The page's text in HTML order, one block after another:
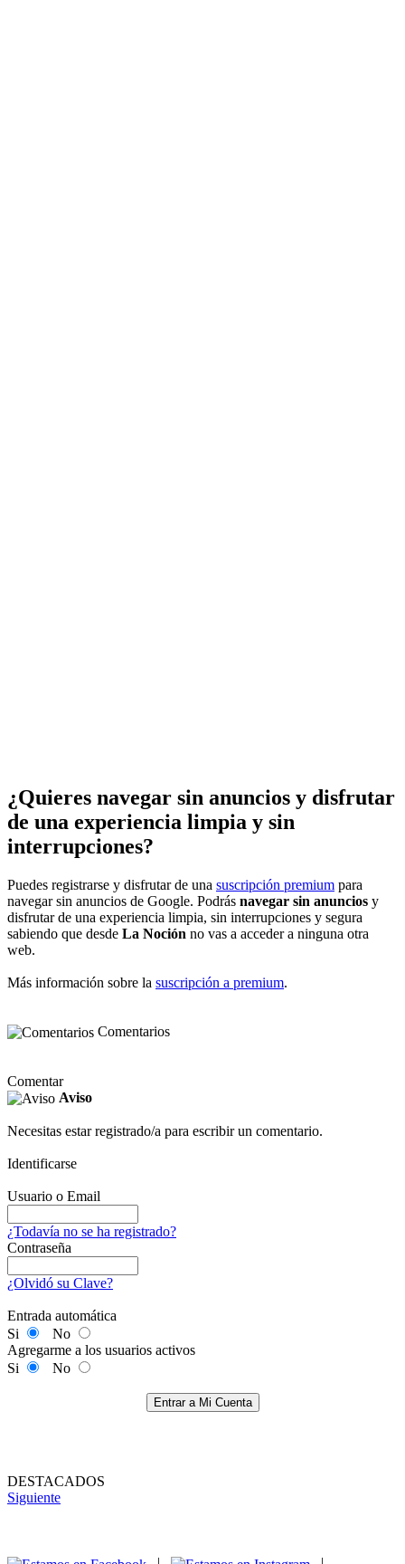
¿Quieres navegar sin anuncios y disfrutar
de una experiencia limpia y sin
interrupciones?
Puedes registrarse y disfrutar de una suscripción premium para
navegar sin anuncios de Google. Podrás navegar sin anuncios y
disfrutar de una experiencia limpia, sin interrupciones y segura
sabiendo que desde La Noción no vas a acceder a ninguna otra
web.
Más información sobre la suscripción a premium.
Comentarios
Comentar
Aviso
Necesitas estar registrado/a para escribir un comentario.
Identificarse
Usuario o Email
¿Todavía no se ha registrado?
Contraseña
¿Olvidó su Clave?
Entrada automática
Si
No
Agregarme a los usuarios activos
Si
No
Entrar a Mi Cuenta
DESTACADOS
Siguiente